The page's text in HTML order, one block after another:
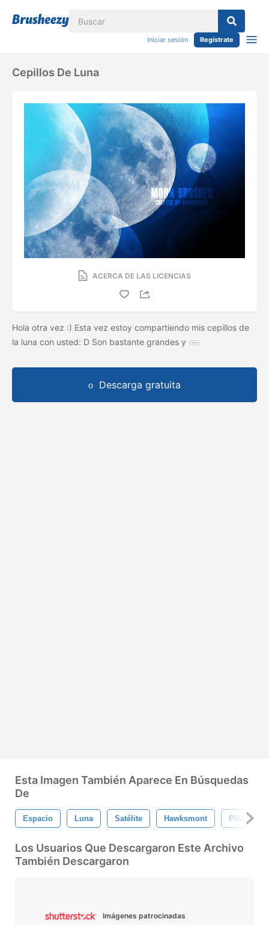
Iniciar sesión Regístrate
Cepillos De Luna
ACERCA DE LAS LICENCIAS
Hola otra vez :) Esta vez estoy compartiendo mis cepillos de
la luna con usted: D Son bastante grandes y
Descarga gratuita
Esta Imagen También Aparece En Búsquedas
De
Espacio Luna Satélite Hawksmont Planeta
Los Usuarios Que Descargaron Este Archivo
También Descargaron
Imágenes patrocinadas